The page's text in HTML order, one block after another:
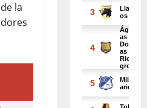
la